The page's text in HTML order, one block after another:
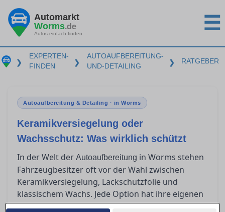
Automarkt
Worms.de
Autos einfach finden ☰
❯
EXPERTEN-
FINDEN
❯
AUTOAUFBEREITUNG-
UND-DETAILING
❯ RATGEBER
Autoaufbereitung & Detailing · in Worms
Keramikversiegelung oder
Wachsschutz: Was wirklich schützt
In der Welt der Autoaufbereitung in Worms stehen
Fahrzeugbesitzer oft vor der Wahl zwischen
Keramikversiegelung, Lackschutzfolie und
klassischem Wachs. Jede Option hat ihre eigenen
Vorzüge und Herausforderungen in Bezug auf